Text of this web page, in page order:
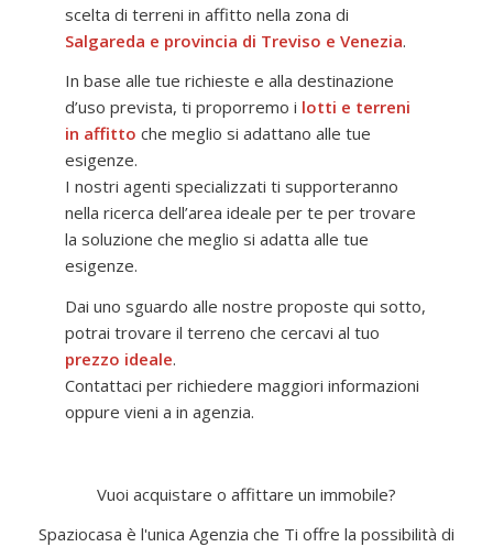
scelta di terreni in affitto nella zona di
Salgareda e provincia di Treviso e Venezia.
In base alle tue richieste e alla destinazione
d’uso prevista, ti proporremo i lotti e terreni
in affitto che meglio si adattano alle tue
esigenze.
I nostri agenti specializzati ti supporteranno
nella ricerca dell’area ideale per te per trovare
la soluzione che meglio si adatta alle tue
esigenze.
Dai uno sguardo alle nostre proposte qui sotto,
potrai trovare il terreno che cercavi al tuo
prezzo ideale.
Contattaci per richiedere maggiori informazioni
oppure vieni a in agenzia.
Vuoi acquistare o affittare un immobile?
Spaziocasa è l'unica Agenzia che Ti offre la possibilità di